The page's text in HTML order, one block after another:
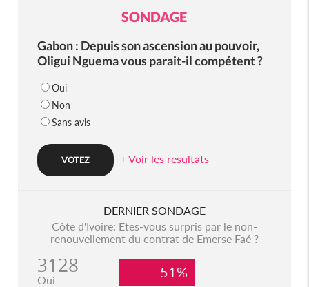
SONDAGE
Gabon : Depuis son ascension au pouvoir,
Oligui Nguema vous parait-il compétent ?
Oui
Non
Sans avis
+ Voir les resultats
DERNIER SONDAGE
Côte d'Ivoire: Etes-vous surpris par le non-
renouvellement du contrat de Emerse Faé ?
3128
Oui 51%